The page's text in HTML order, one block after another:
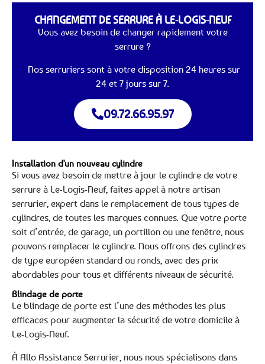
CHANGEMENT DE SERRURE À LE-LOGIS-NEUF
Vous avez besoin de changer rapidement votre
serrure ?
Nos serruriers sont à votre disposition 24 heures sur
24 et 7 jours sur 7.
09.72.66.95.97
Installation d'un nouveau cylindre
Si vous avez besoin de mettre à jour le cylindre de votre
serrure à Le-Logis-Neuf, faites appel à notre artisan
serrurier, expert dans le remplacement de tous types de
cylindres, de toutes les marques connues. Que votre porte
soit d’entrée, de garage, un portillon ou une fenêtre, nous
pouvons remplacer le cylindre. Nous offrons des cylindres
de type européen standard ou ronds, avec des prix
abordables pour tous et différents niveaux de sécurité.
Blindage de porte
Le blindage de porte est l’une des méthodes les plus
efficaces pour augmenter la sécurité de votre domicile à
Le-Logis-Neuf.
À Allo Assistance Serrurier, nous nous spécialisons dans